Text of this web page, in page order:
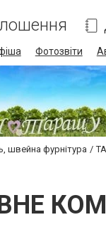
Фотозвіти
швейна фурнітура